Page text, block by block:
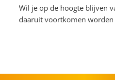
Wil je op de hoogte blijven
daaruit voortkomen